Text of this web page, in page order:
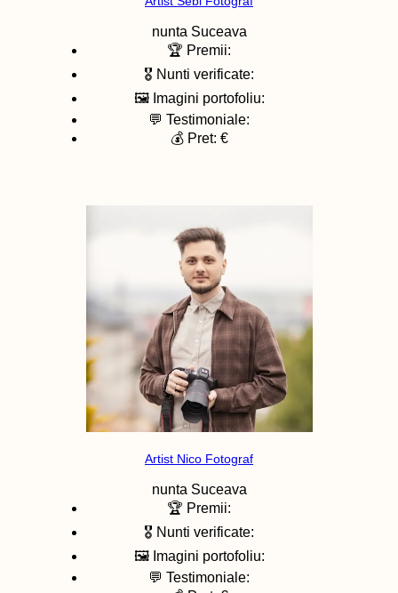
nunta Suceava
🏆 Premii:
🎖️ Nunti verificate:
🖼️ Imagini portofoliu:
💬 Testimoniale:
💰 Pret: €
Artist Nico Fotograf
nunta Suceava
🏆 Premii:
🎖️ Nunti verificate:
🖼️ Imagini portofoliu:
💬 Testimoniale: